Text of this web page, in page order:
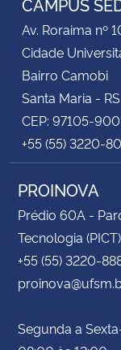
Av. Roraima nº
Cidade
Bairro Camobi
Santa Maria - RS
CEP: 97105-900
+55 (55) 3220-
PROINOVA
Prédio 60A -
Tecnologia (PICT)
+55 (55) 3220-
Segunda a